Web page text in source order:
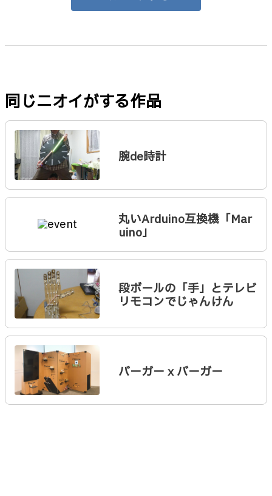
同じニオイがする作品
腕de時計
丸いArduino互換機「Mar
uino」
段ボールの「手」とテレビ
リモコンでじゃんけん
バーガー x バーガー